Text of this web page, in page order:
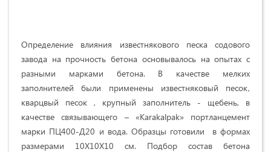
Определение влияния известнякового песка содового
завода на прочность бетона основывалось на опытах с
разными марками бетона. В качестве мелких
заполнителей были применены известняковый песок,
кварцвый песок , крупный заполнитель - щебень, в
качестве связывающего – «Karakalpak» портланцемент
марки ПЦ400-Д20 и вода. Образцы готовили в формах
размерами 10Х10Х10 см. Подбор состав бетона